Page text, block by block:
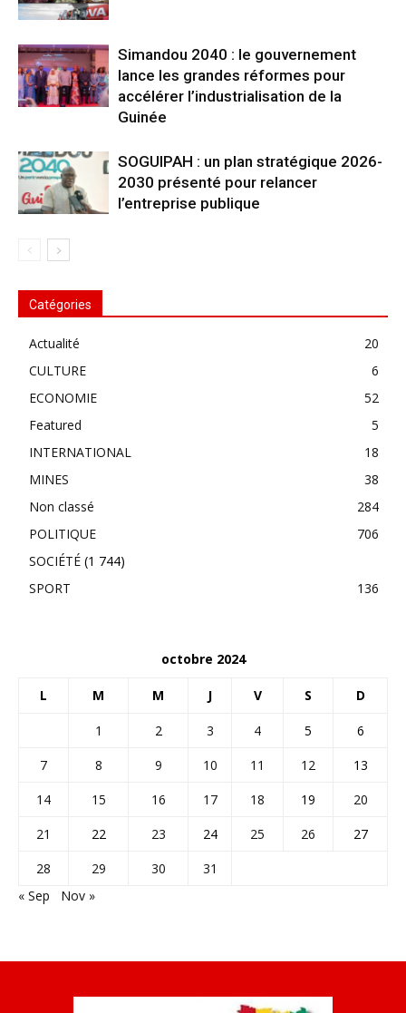
Simandou 2040 : le gouvernement
lance les grandes réformes pour
accélérer l’industrialisation de la
Guinée
SOGUIPAH : un plan stratégique 2026-
2030 présenté pour relancer
l’entreprise publique
Catégories
Actualité
20
CULTURE
6
ECONOMIE
52
Featured
5
INTERNATIONAL
18
MINES
38
Non classé
284
POLITIQUE
706
SOCIÉTÉ (1 744)
SPORT
136
octobre 2024
L M M J V S D
1 2 3 4 5
6
7
8 9 10 11 12
13
14
15 16 17 18 19
20
21
22 23 24 25 26
27
28
29 30
31
« Sep
Nov »